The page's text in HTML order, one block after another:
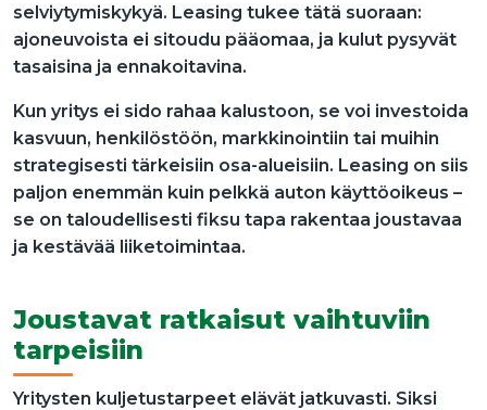
selviytymiskykyä. Leasing tukee tätä suoraan:
ajoneuvoista ei sitoudu pääomaa, ja kulut pysyvät
tasaisina ja ennakoitavina.
Kun yritys ei sido rahaa kalustoon, se voi investoida
kasvuun, henkilöstöön, markkinointiin tai muihin
strategisesti tärkeisiin osa-alueisiin. Leasing on siis
paljon enemmän kuin pelkkä auton käyttöoikeus –
se on taloudellisesti fiksu tapa rakentaa joustavaa
ja kestävää liiketoimintaa.
Joustavat ratkaisut vaihtuviin
tarpeisiin
Yritysten kuljetustarpeet elävät jatkuvasti. Siksi